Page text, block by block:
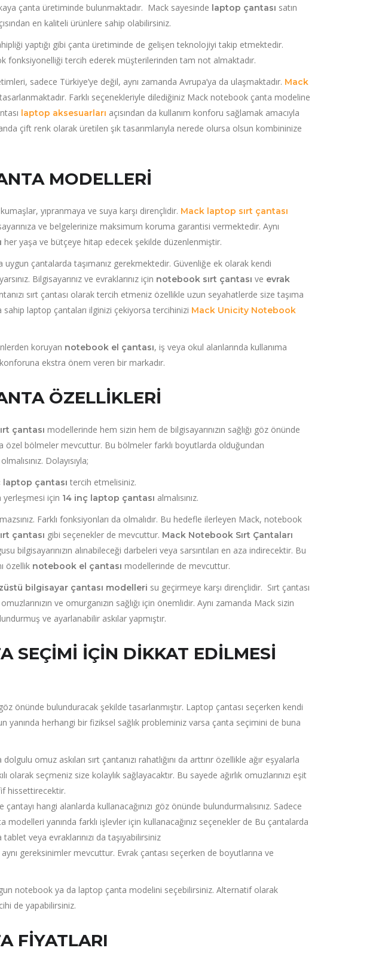
çanta üretiminde bulunmaktadır. Mack sayesinde laptop çantası satın
en kaliteli ürünlere sahip olabilirsiniz.
yaptığı gibi çanta üretiminde de gelişen teknolojiyi takip etmektedir.
fonksiyonelliği tercih ederek müşterilerinden tam not almaktadır.
sadece Türkiye’ye değil, aynı zamanda Avrupa’ya da ulaşmaktadır. Mack
Farklı seçenekleriyle dilediğiniz Mack notebook çanta modeline
laptop aksesuarları açısından da kullanım konforu sağlamak amacıyla
çift renk olarak üretilen şık tasarımlarıyla nerede olursa olsun kombininize
MODELLERI
yıpranmaya ve suya karşı dirençlidir. Mack laptop sırt çantası
ve belgelerinize maksimum koruma garantisi vermektedir. Aynı
her yaşa ve bütçeye hitap edecek şekilde düzenlenmiştir.
uygun çantalarda taşımanız gerekmektedir. Güvenliğe ek olarak kendi
Bilgisayarınız ve evraklarınız için notebook sırt çantası ve evrak
sırt çantası olarak tercih etmeniz özellikle uzun seyahatlerde size taşıma
sahip laptop çantaları ilginizi çekiyorsa tercihinizi Mack Unicity Notebook
koruyan notebook el çantası, iş veya okul alanlarında kullanıma
ekstra önem veren bir markadır.
ÖZELLIKLERI
çantası modellerinde hem sizin hem de bilgisayarınızın sağlığı göz önünde
özel bölmeler mevcuttur. Bu bölmeler farklı boyutlarda olduğundan
Dolayısıyla;
laptop çantası tercih etmelisiniz.
yerleşmesi için 14 inç laptop çantası almalısınız.
Farklı fonksiyonları da olmalıdır. Bu hedefle ilerleyen Mack, notebook
çantası gibi seçenekler de mevcuttur. Mack Notebook Sırt Çantaları
bilgisayarınızın alınabileceği darbeleri veya sarsıntıları en aza indirecektir. Bu
özellik notebook el çantası modellerinde de mevcuttur.
bilgisayar çantası modelleri su geçirmeye karşı dirençlidir. Sırt çantası
ve omurganızın sağlığı için önemlidir. Aynı zamanda Mack sizin
ve ayarlanabilir askılar yapmıştır.
SEÇIMI IÇIN DIKKAT EDILMESI
önünde bulunduracak şekilde tasarlanmıştır. Laptop çantası seçerken kendi
yanında herhangi bir fiziksel sağlık probleminiz varsa çanta seçimini de buna
omuz askıları sırt çantanızı rahatlığını da arttırır özellikle ağır eşyalarla
olarak seçmeniz size kolaylık sağlayacaktır. Bu sayede ağırlık omuzlarınızı eşit
hissettirecektir.
çantayı hangi alanlarda kullanacağınızı göz önünde bulundurmalısınız. Sadece
modelleri yanında farklı işlevler için kullanacağınız seçenekler de Bu çantalarda
veya evraklarınızı da taşıyabilirsiniz
gereksinimler mevcuttur. Evrak çantası seçerken de boyutlarına ve
notebook ya da laptop çanta modelini seçebilirsiniz. Alternatif olarak
de yapabilirsiniz.
FIYATLARI